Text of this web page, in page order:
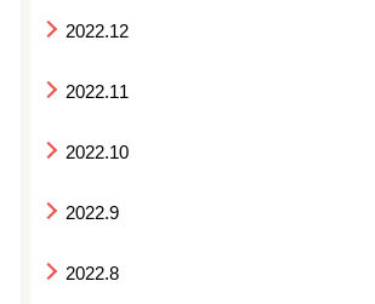
2022.12
2022.11
2022.10
2022.9
2022.8